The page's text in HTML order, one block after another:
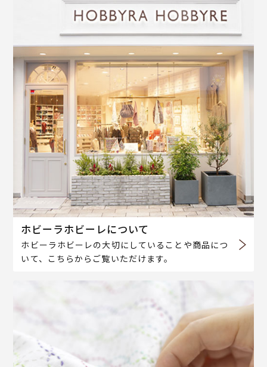
ホビーラホビーレについて
ホビーラホビーレの大切にしていることや商品につ
いて、こちらからご覧いただけます。